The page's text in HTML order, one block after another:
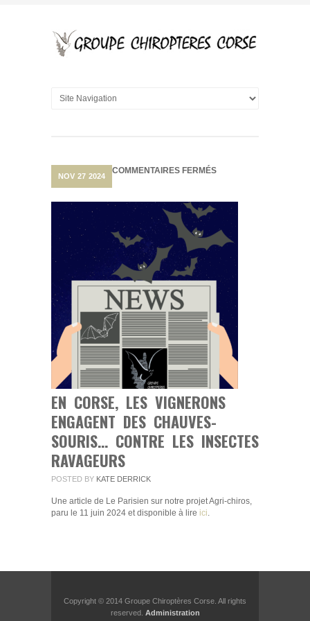
NOV 27 2024
COMMENTAIRES FERMÉSSUR
ENGAGENT
DES
SOURIS…
CONTRE
RAVAGEURS
EN CORSE, LES VIGNERONS
ENGAGENT DES CHAUVES-
SOURIS… CONTRE LES INSECTES
RAVAGEURS
POSTED BY KATE DERRICK
Une article de Le Parisien sur notre projet Agri-chiros,
paru le 11 juin 2024 et disponible à lire ici.
Copyright © 2014 Groupe Chiroptères Corse. All rights
reserved. Administration